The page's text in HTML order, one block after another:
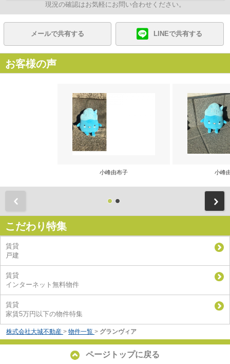
現況の確認はお気軽にお問い合わせください。
メールで共有する LINEで共有する
お客様の声
小峰由布子 小峰
こだわり特集
賃貸
戸建
賃貸
インターネット無料物件
賃貸
家賃5万円以下の物件特集
株式会社大城不動産 > 物件一覧 > グランヴィア
ページトップに戻る